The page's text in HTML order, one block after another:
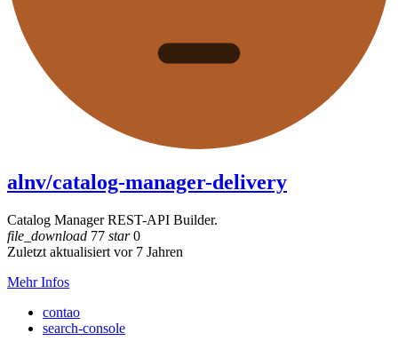
alnv/catalog-manager-delivery
Catalog Manager REST-API Builder.
file_download 77 star0
Zuletzt aktualisiert vor 7 Jahren
Mehr Infos
contao
search-console